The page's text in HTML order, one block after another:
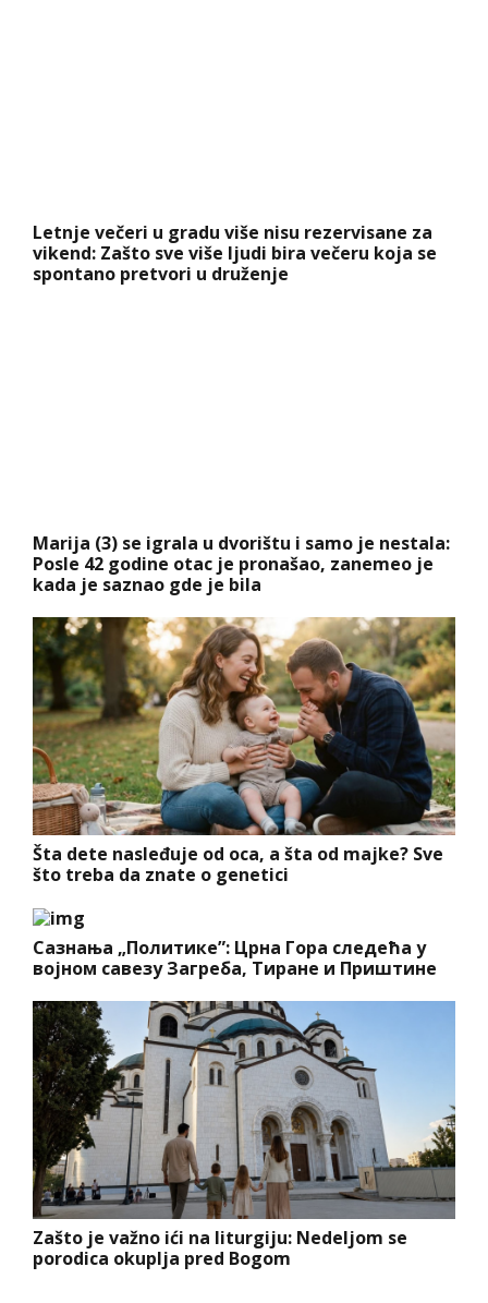
Letnje večeri u gradu više nisu rezervisane za
vikend: Zašto sve više ljudi bira večeru koja se
spontano pretvori u druženje
Marija (3) se igrala u dvorištu i samo je nestala:
Posle 42 godine otac je pronašao, zanemeo je
kada je saznao gde je bila
Šta dete nasleđuje od oca, a šta od majke? Sve
što treba da znate o genetici
Сазнања „Политике”: Црна Гора следећа у
војном савезу Загреба, Тиране и Приштине
Zašto je važno ići na liturgiju: Nedeljom se
porodica okuplja pred Bogom